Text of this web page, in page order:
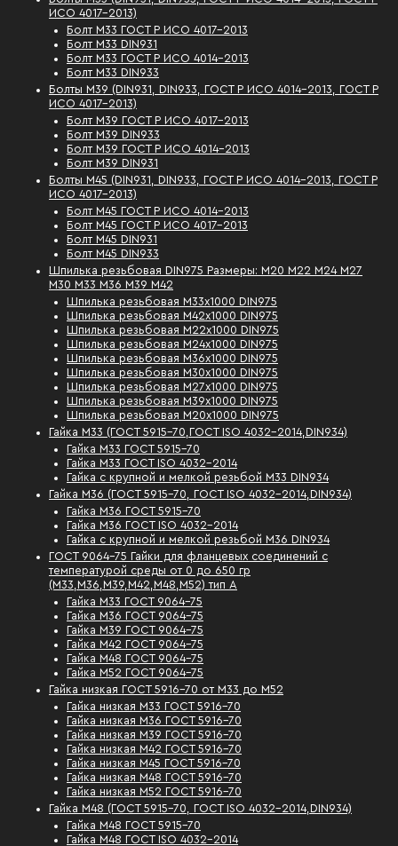
ИСО 4017-2013)
Болт М33 ГОСТ Р ИСО 4017-2013
Болт М33 DIN931
Болт М33 ГОСТ Р ИСО 4014-2013
Болт М33 DIN933
Болты М39 (DIN931, DIN933, ГОСТ Р ИСО 4014-2013, ГОСТ Р
ИСО 4017-2013)
Болт М39 ГОСТ Р ИСО 4017-2013
Болт М39 DIN933
Болт М39 ГОСТ Р ИСО 4014-2013
Болт М39 DIN931
Болты М45 (DIN931, DIN933, ГОСТ Р ИСО 4014-2013, ГОСТ Р
ИСО 4017-2013)
Болт М45 ГОСТ Р ИСО 4014-2013
Болт М45 ГОСТ Р ИСО 4017-2013
Болт М45 DIN931
Болт М45 DIN933
Шпилька резьбовая DIN975 Размеры: М20 М22 М24 М27
М30 М33 М36 М39 М42
Шпилька резьбовая М33х1000 DIN975
Шпилька резьбовая М42х1000 DIN975
Шпилька резьбовая М22х1000 DIN975
Шпилька резьбовая М24х1000 DIN975
Шпилька резьбовая М36х1000 DIN975
Шпилька резьбовая М30х1000 DIN975
Шпилька резьбовая М27х1000 DIN975
Шпилька резьбовая М39х1000 DIN975
Шпилька резьбовая М20х1000 DIN975
Гайка М33 (ГОСТ 5915-70,ГОСТ ISO 4032-2014,DIN934)
Гайка М33 ГОСТ 5915-70
Гайка М33 ГОСТ ISO 4032-2014
Гайка с крупной и мелкой резьбой М33 DIN934
Гайка М36 (ГОСТ 5915-70, ГОСТ ISO 4032-2014,DIN934)
Гайка М36 ГОСТ 5915-70
Гайка М36 ГОСТ ISO 4032-2014
Гайка с крупной и мелкой резьбой М36 DIN934
ГОСТ 9064-75 Гайки для фланцевых соединений с
температурой среды от 0 до 650 гр
(М33,М36,М39,М42,М48,М52) тип А
Гайка М33 ГОСТ 9064-75
Гайка М36 ГОСТ 9064-75
Гайка М39 ГОСТ 9064-75
Гайка М42 ГОСТ 9064-75
Гайка М48 ГОСТ 9064-75
Гайка М52 ГОСТ 9064-75
Гайка низкая ГОСТ 5916-70 от М33 до М52
Гайка низкая М33 ГОСТ 5916-70
Гайка низкая М36 ГОСТ 5916-70
Гайка низкая М39 ГОСТ 5916-70
Гайка низкая М42 ГОСТ 5916-70
Гайка низкая М45 ГОСТ 5916-70
Гайка низкая М48 ГОСТ 5916-70
Гайка низкая М52 ГОСТ 5916-70
Гайка М48 (ГОСТ 5915-70, ГОСТ ISO 4032-2014,DIN934)
Гайка М48 ГОСТ 5915-70
Гайка М48 ГОСТ ISO 4032-2014